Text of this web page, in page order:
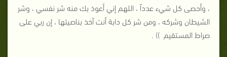
، وأحصى كل شيء عدداً ، اللهم إني أعوذ بك منه شر نفسي ، وشر
الشيطان وشركه ، ومن شر كل دابة أنت آخذ بناصيتها ، إن ربي على
صراط المستقيم )) .